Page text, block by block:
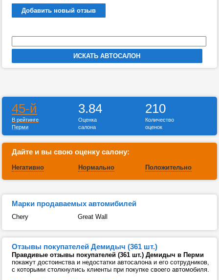
Добавить новый отзыв
45-й
В рейтинге
Перми
3.84
Оценка
салона
210
Количество
оценок
Дайте и вы свою оценку салону:
Негативно Нормально Положительно
Марки продаваемых автомибилей
Chery Great Wall
Отзывы покупателей Демидыч (361 шт.)
Правдивые отзывы покупателей (361 шт.) Демидыч в Перми
покажут достоинства и недостатки автосалона и его сотрудников,
с которыми столкнулись клиенты при покупке своего автомобиля.